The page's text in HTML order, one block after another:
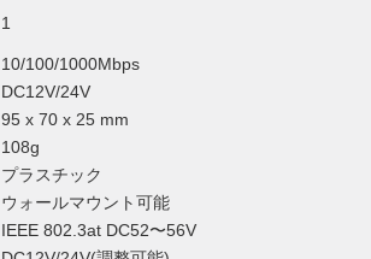
1
10/100/1000Mbps
DC12V/24V
95 x 70 x 25 mm
108g
プラスチック
ウォールマウント可能
IEEE 802.3at DC52〜56V